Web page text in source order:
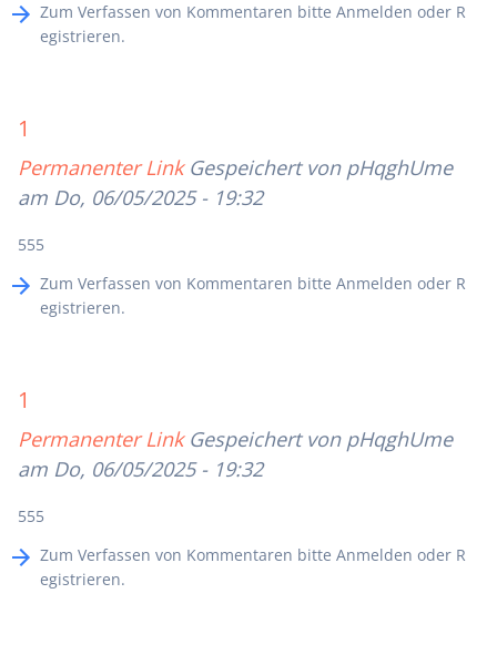
Zum Verfassen von Kommentaren bitte Anmelden oder R
egistrieren.
1
Permanenter Link Gespeichert von pHqghUme
am Do, 06/05/2025 - 19:32
555
Zum Verfassen von Kommentaren bitte Anmelden oder R
egistrieren.
1
Permanenter Link Gespeichert von pHqghUme
am Do, 06/05/2025 - 19:32
555
Zum Verfassen von Kommentaren bitte Anmelden oder R
egistrieren.